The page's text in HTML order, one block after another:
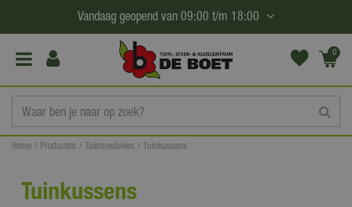
a
Home Producten Tuinmeubelen Tuinkussens
Vandaag geopend van 09:00 t/m 18:00
0
(€0,
Tuinkussens